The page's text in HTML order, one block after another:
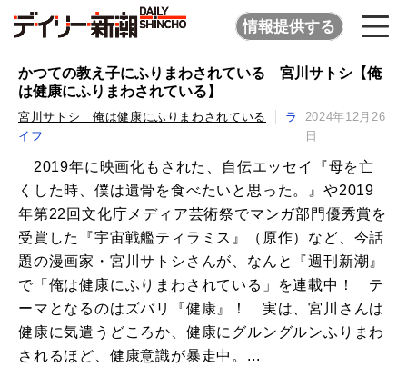
情報提供する
かつての教え子にふりまわされている 宮川サトシ【俺
は健康にふりまわされている】
宮川サトシ 俺は健康にふりまわされている
ラ
イフ
2024年12月26
日
2019年に映画化もされた、自伝エッセイ『母を亡
くした時、僕は遺骨を食べたいと思った。』や2019
年第22回文化庁メディア芸術祭でマンガ部門優秀賞を
受賞した『宇宙戦艦ティラミス』（原作）など、今話
題の漫画家・宮川サトシさんが、なんと『週刊新潮』
で「俺は健康にふりまわされている」を連載中！ テ
ーマとなるのはズバリ『健康』！ 実は、宮川さんは
健康に気遣うどころか、健康にグルングルンふりまわ
されるほど、健康意識が暴走中。...